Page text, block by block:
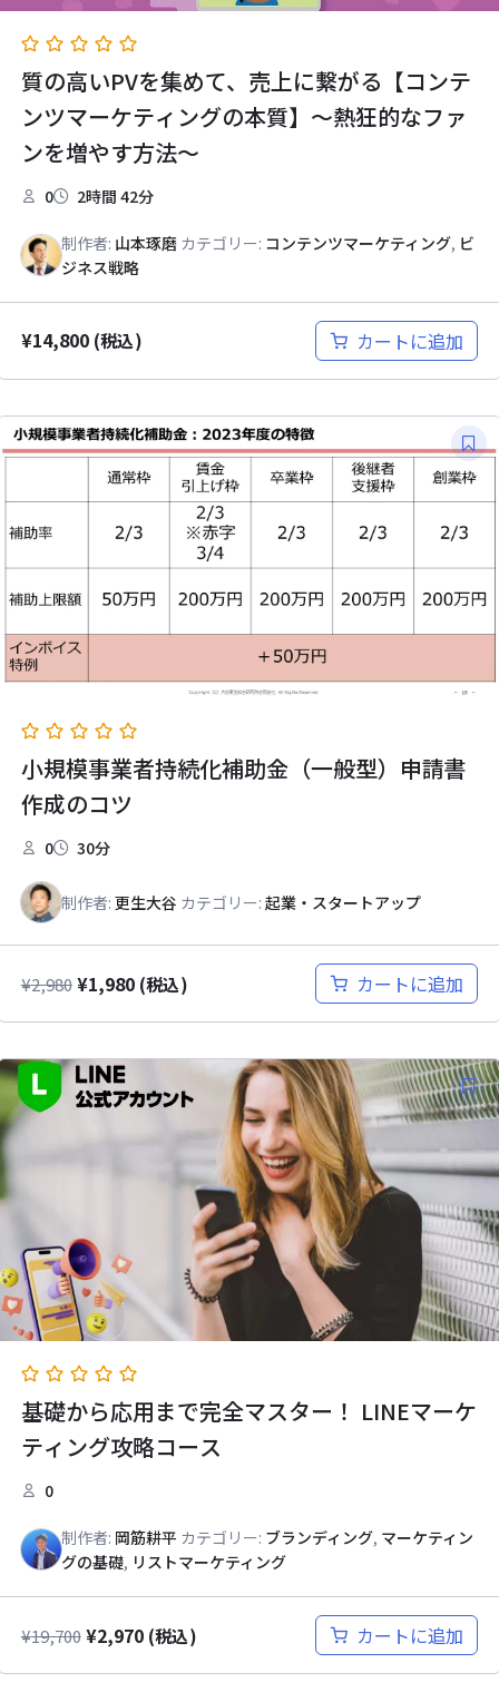
質の高いPVを集めて、売上に繋がる【コンテ
ンツマーケティングの本質】～熱狂的なファ
ンを増やす方法～
0 2時間 42分
制作者: 山本琢磨カテゴリー: コンテンツマーケティング, ビ
ジネス戦略
¥14,800 (税込) カートに追加
小規模事業者持続化補助金（一般型）申請書
作成のコツ
0 30分
制作者: 更生大谷 カテゴリー: 起業・スタートアップ
¥2,980 ¥1,980 (税込) カートに追加
基礎から応用まで完全マスター！ LINEマーケ
ティング攻略コース
0
制作者: 岡筋耕平 カテゴリー: ブランディング, マーケティン
グの基礎, リストマーケティング
¥19,700 ¥2,970 (税込) カートに追加